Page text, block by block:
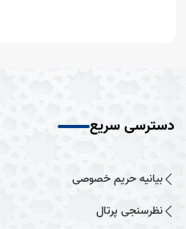
دسترسی سریع
بیانیه حریم خصوصی
نظرسنجی پرتال